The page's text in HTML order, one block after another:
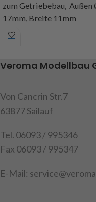
zum Getriebebau, Außen
17mm, Breite 11mm
Art.Nr. 231762
Veroma Modellbau
Von Cancrin Str.7
63877 Sailauf
Tel. 06093 / 995346
Fax 06093 / 995347
E-Mail: